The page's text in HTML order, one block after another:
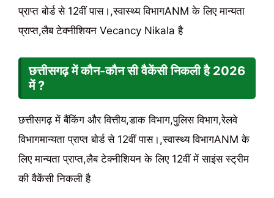
प्राप्त बोर्ड से 12वीं पास।,स्वास्थ्य विभागANM के लिए मान्यता
प्राप्त,लैब टेक्नीशियन Vecancy Nikala है
छत्तीसगढ़ में कौन-कौन सी वैकेंसी निकली है 2026
में ?
छत्तीसगढ़ में बैंकिंग और वित्तीय,डाक विभाग,पुलिस विभाग,रेलवे
विभागमान्यता प्राप्त बोर्ड से 12वीं पास।,स्वास्थ्य विभागANM के
लिए मान्यता प्राप्त,लैब टेक्नीशियन के लिए 12वीं में साइंस स्ट्रीम
की वैकेंसी निकली है